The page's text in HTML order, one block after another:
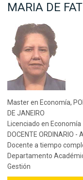
MARIA DE
Master en Economía,
DE JANEIRO
Licenciado en Economía
DOCENTE ORDINARIO -
Docente a tiempo
Departamento
Gestión